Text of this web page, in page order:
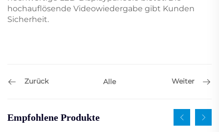
hochauflösende Videowiedergabe gibt Kunden
Sicherheit.
Zurück Alle Weiter
Empfohlene Produkte